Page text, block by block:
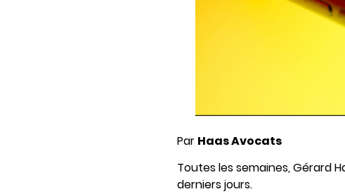
Par Haas Avocats
Toutes les semaines, Gérard
derniers jours.